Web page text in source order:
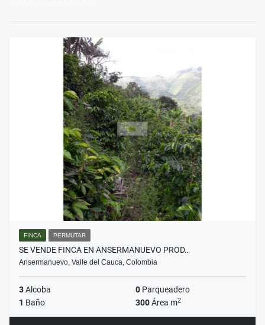
FINCA PERMUTAR
SE VENDE FINCA EN ANSERMANUEVO PROD…
Ansermanuevo, Valle del Cauca, Colombia
3Alcoba 0 Parqueadero
1 Baño 300Área m2